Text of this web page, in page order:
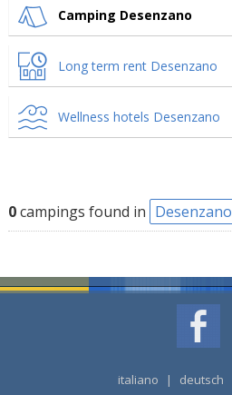
Camping Desenzano
Long term rent Desenzano
Wellness hotels Desenzano
0campings found in Desenzano
italiano | deutsch